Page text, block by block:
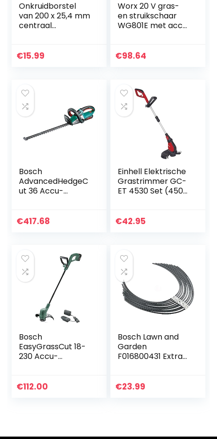
Onkruidborstel
van 200 x 25,4 mm
centraal
bosmaaier
€15.99
Worx 20 V gras-
en struikschaar
WG801E met accu
messen
€98.64
Bosch
AdvancedHedgeC
ut 36 Accu-
540 mm zwart,
€417.68
Einhell Elektrische
Grastrimmer GC-
ET 4530 Set (450
dubbele lijnspoel,
€42.95
Bosch
EasyGrassCut 18-
230 Accu-
systeem,
€112.00
Bosch Lawn and
Garden
F016800431 Extra
Grastrimmer
€23.99